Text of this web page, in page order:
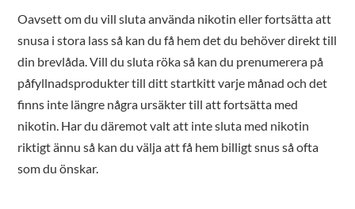
Oavsett om du vill sluta använda nikotin eller fortsätta att
snusa i stora lass så kan du få hem det du behöver direkt till
din brevlåda. Vill du sluta röka så kan du prenumerera på
påfyllnadsprodukter till ditt startkitt varje månad och det
finns inte längre några ursäkter till att fortsätta med
nikotin. Har du däremot valt att inte sluta med nikotin
riktigt ännu så kan du välja att få hem billigt snus så ofta
som du önskar.